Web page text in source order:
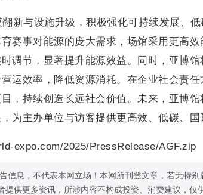
新与设施升级，积极强化可持续发展、
赛事对能源的庞大需求，场馆采用更高
调节，显著提升能源效益。同时，亚博
运效率，降低资源消耗。在企业社会责
，持续创造长远社会价值。未来，亚博馆
为主办单位与访客提供更高效、低碳、国
expo.com/2025/PressRelease/AGF.zip
信息，不代表本网立场！本网所刊登文章，若无特别
供更多资讯，所涉内容不构成投资、消费建议，仅